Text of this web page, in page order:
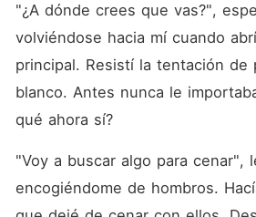
"¿A dónde crees que vas?",
volviéndose hacia mí cuando
principal. Resistí la tentación de
blanco. Antes nunca le
qué ahora sí?
"Voy a buscar algo para cenar",
encogiéndome de hombros.